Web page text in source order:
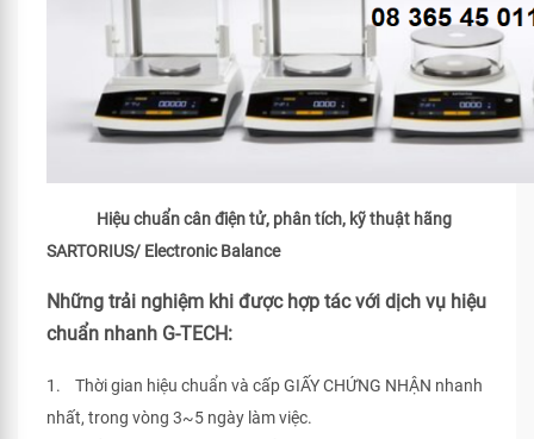
Hiệu chuẩn cân điện tử, phân tích, kỹ thuật hãng
SARTORIUS/ Electronic Balance
Những trải nghiệm khi được hợp tác với dịch vụ hiệu
chuẩn nhanh G-TECH:
1. Thời gian hiệu chuẩn và cấp GIẤY CHỨNG NHẬN nhanh
nhất, trong vòng 3~5 ngày làm việc.